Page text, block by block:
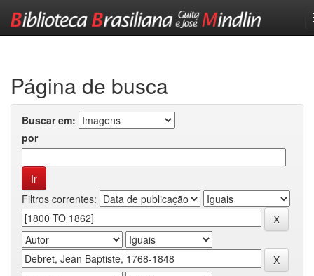
Página de busca
Buscar em:
por
Filtros correntes: